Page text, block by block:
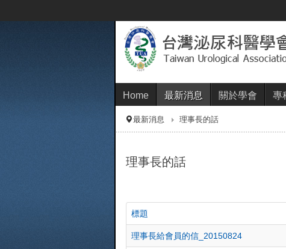
Home 最新消息 關於學會 專
最新消息 理事長的話
理事長的話
標題
理事長給會員的信_20150824